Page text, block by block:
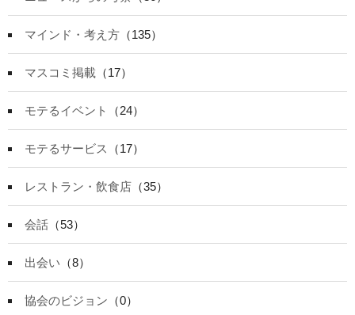
マインド・考え方 （135）
マスコミ掲載 （17）
モテるイベント （24）
モテるサービス （17）
レストラン・飲食店 （35）
会話 （53）
出会い （8）
協会のビジョン （0）